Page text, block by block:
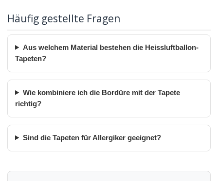
Häufig gestellte Fragen
Aus welchem Material bestehen die Heissluftballon-
Tapeten?
Wie kombiniere ich die Bordüre mit der Tapete
richtig?
Sind die Tapeten für Allergiker geeignet?